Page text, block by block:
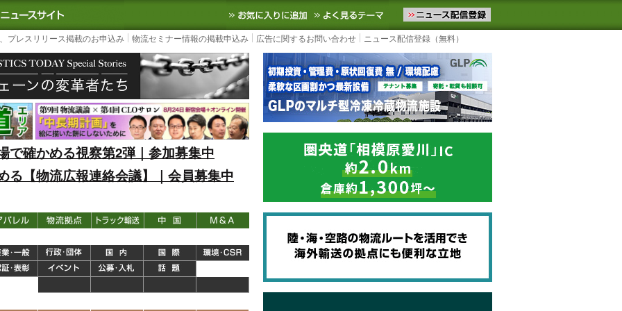
｜国内最大の物流ニュースサイト3PL, SCMなど国内外の最新の物流ニュースをお届けします。物流ニュースメール配信を登録す
お気に入りに追加 よく見るテーマ
プレスリリース掲載のお申込み 物流セミナー情報の掲載申込み 広告に関するお問い合わせ ニュース配信登録（無料）
で確かめる視察第2弾｜参加募集中
る【物流広報連絡会議】｜会員募集中